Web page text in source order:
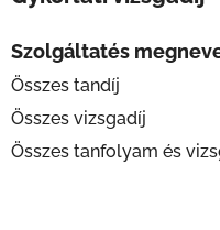
Szolgáltatés
Összes
Összes
Összes tanfolyam és